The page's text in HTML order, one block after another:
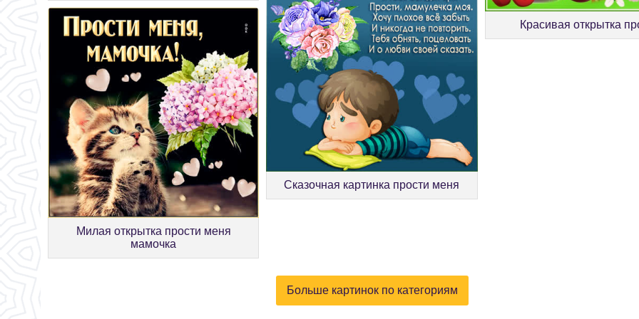
Красивая открытка
Милая открытка прости меня
мамочка
Сказочная картинка прости меня
Больше картинок по категориям